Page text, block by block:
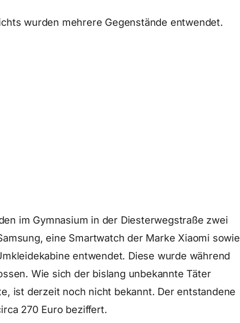
wurden mehrere Gegenstände entwendet.
im Gymnasium in der Diesterwegstraße zwei
eine Smartwatch der Marke Xiaomi sowie
entwendet. Diese wurde während
Wie sich der bislang unbekannte Täter
ist derzeit noch nicht bekannt. Der entstandene
270 Euro beziffert.